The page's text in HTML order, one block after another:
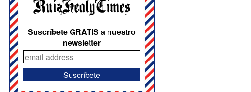
Suscríbete GRATIS a nuestro
newsletter